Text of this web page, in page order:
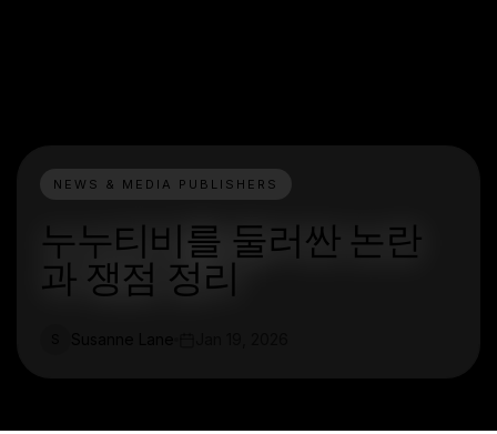
NEWS & MEDIA PUBLISHERS
누누티비를 둘러싼 논란
과 쟁점 정리